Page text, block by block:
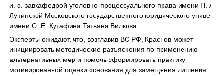
и. о. завкафедрой уголовно-процессуального права имени П. А.
Лупинской Московского государственного юридического
имени О. Е. Кутафина Татьяна Вилкова.
Эксперты ожидают, что, возглавив ВС РФ, Краснов может
инициировать методические разъяснения по применению
альтернативных мер и помочь сформировать практику
мотивированной оценки основания для замещения лишения